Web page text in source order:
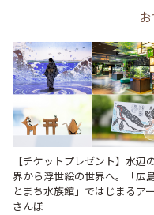
【チケットプレゼント】水辺
界から浮世絵の世界へ。「広
とまち水族館」ではじまるア
さんぽ